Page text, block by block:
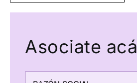
Asociate acá